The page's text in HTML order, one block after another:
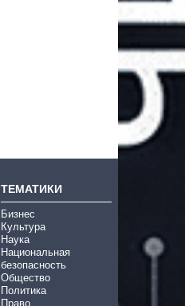
ТЕМАТИКИ
Бизнес
Культура
Наука
Национальная
безопасность
Общество
Политика
Право